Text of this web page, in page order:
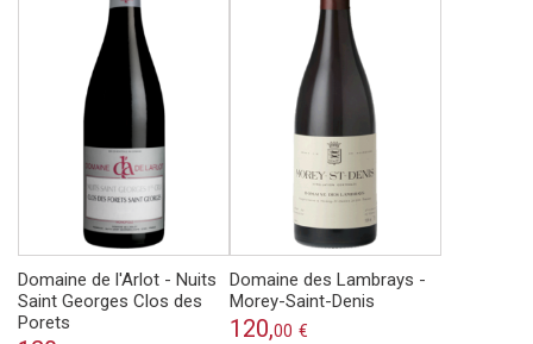
Domaine de l'Arlot - Nuits
Saint Georges Clos des
Porets
Domaine des Lambrays -
Morey-Saint-Denis
120,00 €